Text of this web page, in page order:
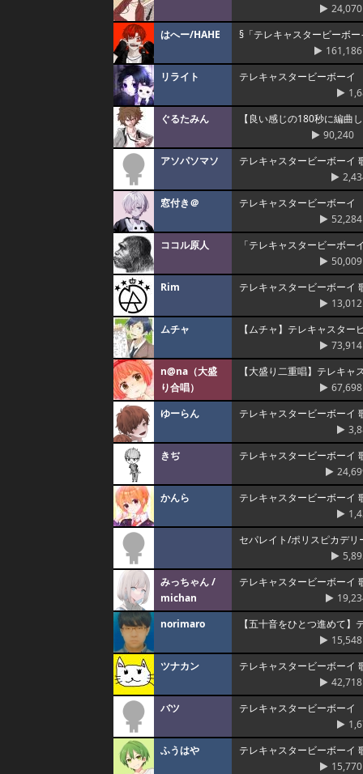
24,070
はへー/HAHE
§「テレキャスタービーボ
161,186
リライト
テレキャスタービーボー
ぐるたみん
【良い感じの180秒に編曲
90,240
アソパソマソ
テレキャスタービーボーイ
窓付き＠
テレキャスタービーボー
52,284
ココル原人
「テレキャスタービーボ
50,009
Rim
テレキャスタービーボーイ
13,012
ムチャ
【ムチャ】テレキャスター
73,914
n@na（大盛
り合唱）
【大盛り二重唱】テレキ
67,698
ゆーらん
テレキャスタービーボーイ
きぢ
テレキャスタービーボーイ
かんら
テレキャスタービーボーイ
セパレイト/ポリスピカデ
みっちゃん /
michan
テレキャスタービーボーイ
norimaro
【五十音をひとつ進めて
15,548
ツナカン
テレキャスタービーボーイ
42,718
バツ
テレキャスタービーボー
ふうはや
テレキャスタービーボーイ
15,770